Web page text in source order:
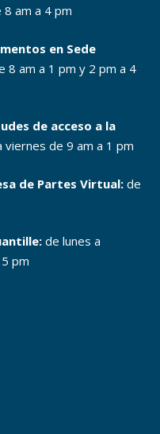
8 am a 4 pm
en Sede
8 am a 1 pm y 2 pm a 4
de acceso a la
viernes de 9 am a 1 pm
de Partes Virtual:de
de lunes a
pm